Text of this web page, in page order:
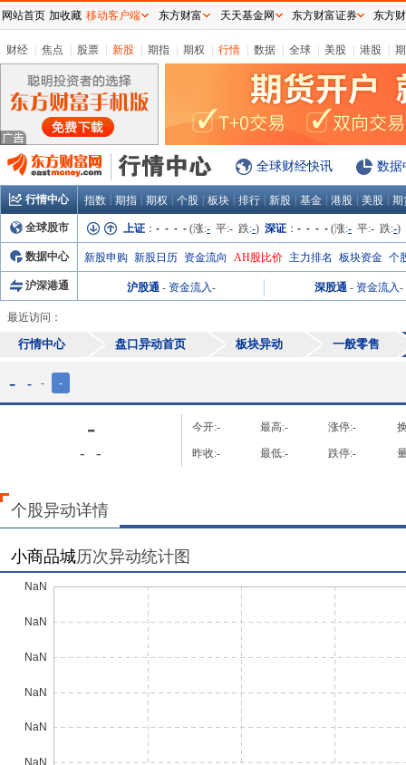
财经 焦点 股票 新股 期指 期权 行情 数据 全球 美股 港股
全球财经快讯 数据
行情中心 指数 期指 期权 个股 板块 排行 新股 基金 港股 美股 期
全球股市 上证 ： - - - - (涨:- 平:- 跌:-) 深证 ： - - - - (涨:- 平:- 跌:-)
数据中心 新股申购 新股日历 资金流向 AH股比价 主力排名 板块资金 个
沪深港通 沪股通 - 资金流入- 深股通 - 资金流入-
最近访问：
行情中心 盘口异动首页 板块异动 一般零售
- - - -
-
- -
今开:- 最高:- 涨停:-
昨收:- 最低:- 跌停:-
个股异动详情
小商品城历次异动统计图
网站首页 加收藏 移动客户端 东方财富 天天基金网 东方财富证券 东方